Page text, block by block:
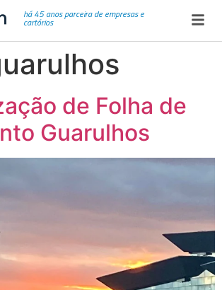
há 45 anos parceira de empresas e
cartórios
de Folha de
Guarulhos